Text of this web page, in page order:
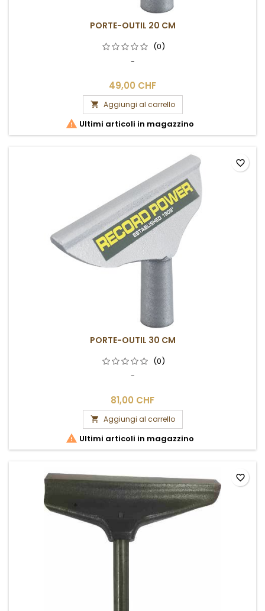
PORTE-OUTIL 20 CM
(0)
-
49,00 CHF
 Aggiungi al carrello
 Ultimi articoli in magazzino
PORTE-OUTIL 30 CM
(0)
-
81,00 CHF
 Aggiungi al carrello
 Ultimi articoli in magazzino
favorite_border
favorite_border